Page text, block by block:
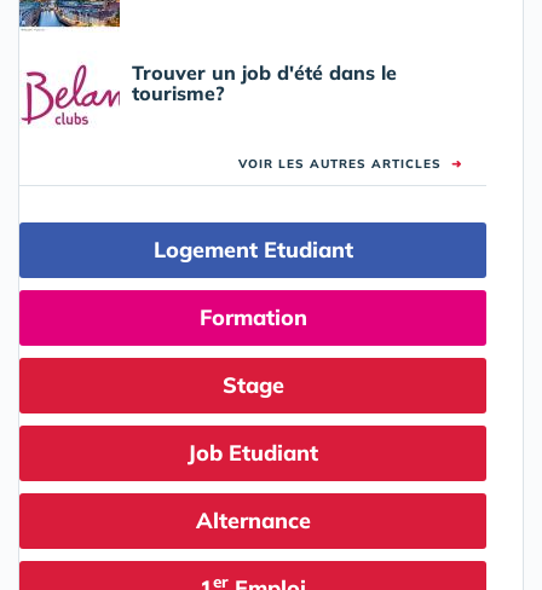
Trouver un job d'été dans le
tourisme?
VOIR LES AUTRES ARTICLES ➜
Logement Etudiant
Formation
Stage
Job Etudiant
Alternance
er